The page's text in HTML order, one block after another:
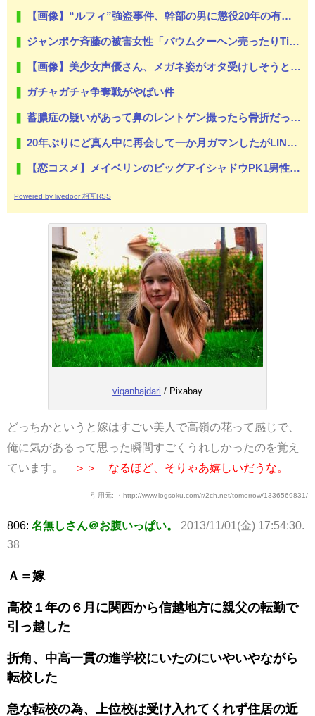
【画像】“ルフィ”強盗事件、幹部の男に懲役20年の有罪判決確定！！！
ジャンポケ斉藤の被害女性「バウムクーヘン売ったりTikTokライブしててムカついたから示談しなかった」
【画像】美少女声優さん、メガネ姿がオタ受けしそうと話題に・・・
ガチャガチャ争奪戦がやばい件
蓄膿症の疑いがあって鼻のレントゲン撮ったら骨折だった。そういや幼稚園の頃顔面着地したことがあったが、 母ちゃん当時気づかなかったのかよ・・・
20年ぶりにど真ん中に再会して一か月ガマンしたがLINEで「たまに二人で昔話ができる友達になろう」的なメッセ送信した。昨日まで既読無視
【恋コスメ】メイベリンのビッグアイシャドウPK1男性からの評判めちゃくちゃ良い。
Powered by livedoor 相互RSS
viganhajdari / Pixabay
どっちかというと嫁はすごい美人で高嶺の花って感じで、
俺に気があるって思った瞬間すごくうれしかったのを覚え
ています。
＞＞ なるほど、そりゃあ嬉しいだうな。
引用元: ・http://www.logsoku.com/r/2ch.net/tomorrow/1336569831/
806: 名無しさん＠お腹いっぱい。
2013/11/01(金) 17:54:30.
38
Ａ＝嫁
高校１年の６月に関西から信越地方に親父の転勤で
引っ越した
折角、中高一貫の進学校にいたのにいやいやながら
転校した
急な転校の為、上位校は受け入れてくれず住居の近